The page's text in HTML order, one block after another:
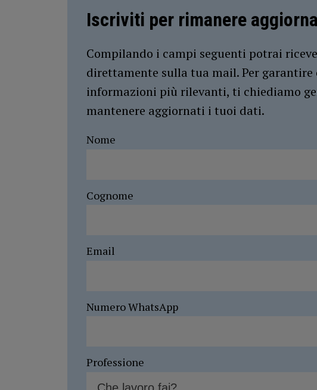
Iscriviti per rimanere
Compilando i campi seguenti potrai
direttamente sulla tua mail. Per garantire
informazioni più rilevanti, ti chiediamo
mantenere aggiornati i tuoi dati.
Nome
Cognome
Email
Numero WhatsApp
Professione